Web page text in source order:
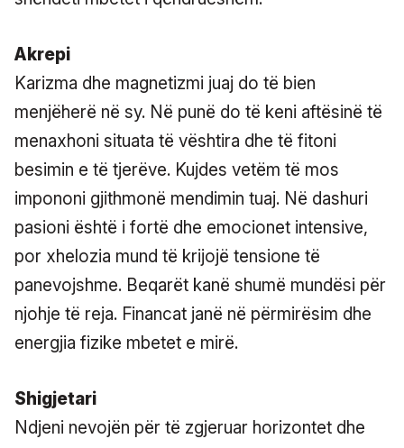
Akrepi
Karizma dhe magnetizmi juaj do të bien
menjëherë në sy. Në punë do të keni aftësinë të
menaxhoni situata të vështira dhe të fitoni
besimin e të tjerëve. Kujdes vetëm të mos
impononi gjithmonë mendimin tuaj. Në dashuri
pasioni është i fortë dhe emocionet intensive,
por xhelozia mund të krijojë tensione të
panevojshme. Beqarët kanë shumë mundësi për
njohje të reja. Financat janë në përmirësim dhe
energjia fizike mbetet e mirë.
Shigjetari
Ndjeni nevojën për të zgjeruar horizontet dhe